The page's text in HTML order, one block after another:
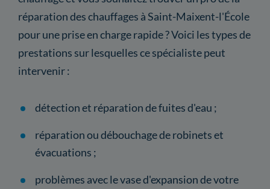
réparation des chauffages à Saint-Maixent-l'École
pour une prise en charge rapide ? Voici les types de
prestations sur lesquelles ce spécialiste peut
intervenir :
détection et réparation de fuites d'eau ;
réparation ou débouchage de robinets et
évacuations ;
problèmes avec le vase d'expansion de votre